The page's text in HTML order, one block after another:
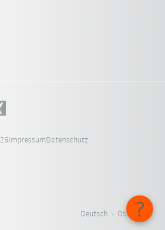
ImpressumDatenschutz
Deutsch - Österreich